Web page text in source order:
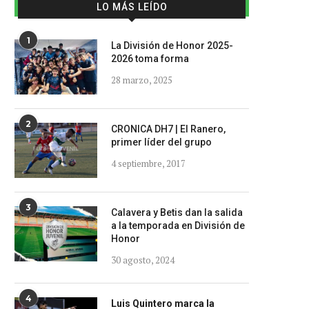
LO MÁS LEÍDO
1
La División de Honor 2025-
2026 toma forma
28 marzo, 2025
2
CRONICA DH7 | El Ranero,
primer líder del grupo
4 septiembre, 2017
3
Calavera y Betis dan la salida
a la temporada en División de
Honor
30 agosto, 2024
4 Luis Quintero marca la